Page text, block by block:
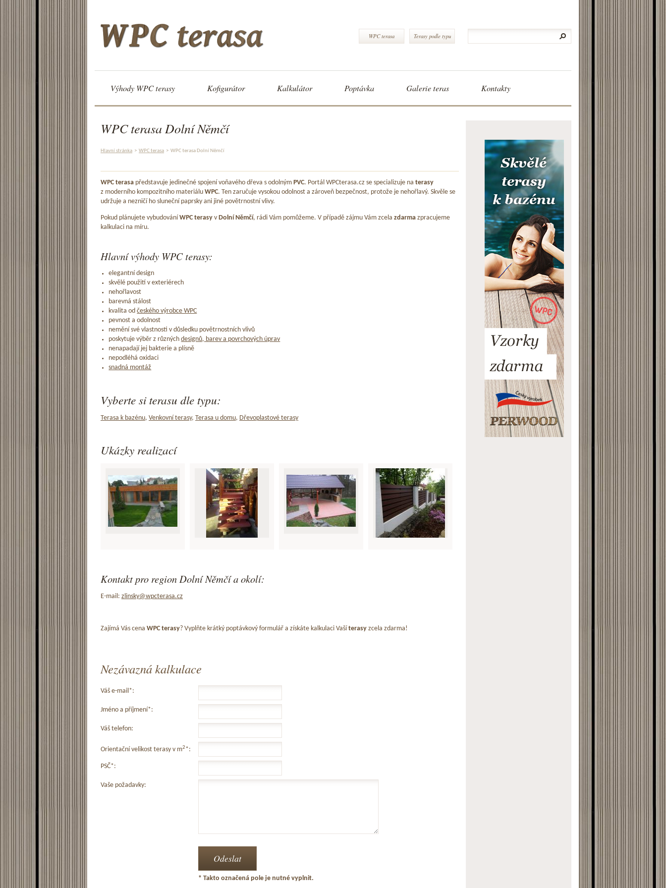
WPC terasa Terasy podle typu
Výhody WPC terasy Kofigurátor Kalkulátor Poptávka Galerie teras Kontakty
WPC terasa Dolní Němčí
Hlavní stránka > WPC terasa > WPC terasa Dolní Němčí
WPC terasa představuje jedinečné spojení voňavého dřeva s odolným PVC. Portál WPCterasa.cz se specializuje na terasy
z moderního kompozitního materiálu WPC. Ten zaručuje vysokou odolnost a zároveň bezpečnost, protože je nehořlavý. Skvěle se
udržuje a nezničí ho sluneční paprsky ani jiné povětrnostní vlivy.
Pokud plánujete vybudování WPC terasy v Dolní Němčí, rádi Vám pomůžeme. V případě zájmu Vám zcela zdarma zpracujeme
kalkulaci na míru.
Hlavní výhody WPC terasy:
elegantní design
skvělé použití v exteriérech
nehořlavost
barevná stálost
kvalita odčeského výrobce WPC
pevnost a odolnost
nemění své vlastnosti v důsledku povětrnostních vlivů
poskytuje výběr z různýchdesignů, barev a povrchových úprav
nenapadají jej bakterie a plísně
nepodléhá oxidaci
snadná montáž
Vyberte si terasu dle typu:
Terasa k bazénu, Venkovní terasy, Terasa u domu, Dřevoplastové terasy
Ukázky realizací
Kontakt pro region Dolní Němčí a okolí:
E-mail: zlinsky@wpcterasa.cz
Zajímá Vás cena WPC terasy? Vyplňte krátký poptávkový formulář a získáte kalkulaci Vaší terasy zcela zdarma!
Nezávazná kalkulace
Váš e-mail*:
Jméno a příjmení*:
Váš telefon:
Orientační velikost terasy v m2*:
PSČ*:
Vaše požadavky:
* Takto označená pole je nutné vyplnit.